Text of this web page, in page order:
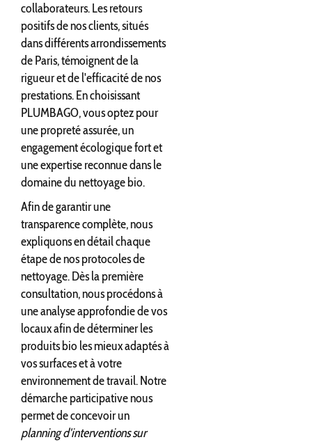
collaborateurs. Les retours
positifs de nos clients, situés
dans différents arrondissements
de Paris, témoignent de la
rigueur et de l'efficacité de nos
prestations. En choisissant
PLUMBAGO, vous optez pour
une propreté assurée, un
engagement écologique fort et
une expertise reconnue dans le
domaine du nettoyage bio.
Afin de garantir une
transparence complète, nous
expliquons en détail chaque
étape de nos protocoles de
nettoyage. Dès la première
consultation, nous procédons à
une analyse approfondie de vos
locaux afin de déterminer les
produits bio les mieux adaptés à
vos surfaces et à votre
environnement de travail. Notre
démarche participative nous
permet de concevoir un
planning d'interventions sur